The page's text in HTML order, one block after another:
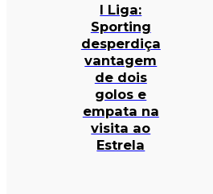
I Liga:
Sporting
desperdiça
vantagem
de dois
golos e
empata na
visita ao
Estrela